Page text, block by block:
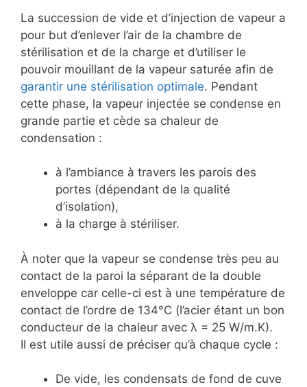
La succession de vide et d’injection de vapeur a
pour but d’enlever l’air de la chambre de
stérilisation et de la charge et d’utiliser le
pouvoir mouillant de la vapeur saturée afin de
garantir une stérilisation optimale. Pendant
cette phase, la vapeur injectée se condense en
grande partie et cède sa chaleur de
condensation :
à l’ambiance à travers les parois des
portes (dépendant de la qualité
d’isolation),
à la charge à stériliser.
À noter que la vapeur se condense très peu au
contact de la paroi la séparant de la double
enveloppe car celle-ci est à une température de
contact de l’ordre de 134°C (l’acier étant un bon
conducteur de la chaleur avec λ = 25 W/m.K).
Il est utile aussi de préciser qu’à chaque cycle :
De vide, les condensats de fond de cuve